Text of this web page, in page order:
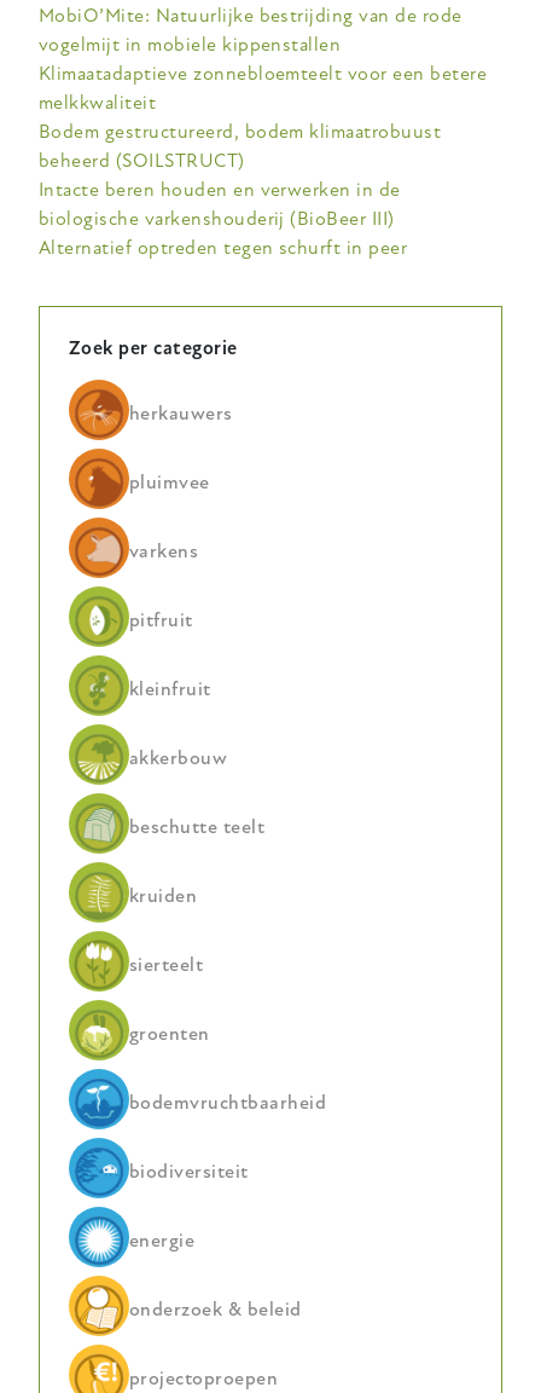
MobiO’Mite: Natuurlijke bestrijding van de rode
vogelmijt in mobiele kippenstallen
Klimaatadaptieve zonnebloemteelt voor een betere
melkkwaliteit
Bodem gestructureerd, bodem klimaatrobuust
beheerd (SOILSTRUCT)
Intacte beren houden en verwerken in de
biologische varkenshouderij (BioBeer III)
Alternatief optreden tegen schurft in peer
Zoek per categorie
herkauwers
pluimvee
varkens
pitfruit
kleinfruit
akkerbouw
beschutte teelt
kruiden
sierteelt
groenten
bodemvruchtbaarheid
biodiversiteit
energie
onderzoek & beleid
projectoproepen